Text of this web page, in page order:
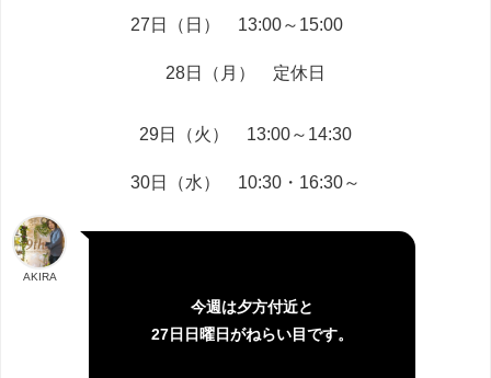
27日（日） 13:00～15:00
28日（月） 定休日
29日（火） 13:00～14:30
30日（水） 10:30・16:30～
AKIRA
今週は夕方付近と
27日日曜日がねらい目です。